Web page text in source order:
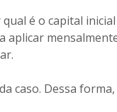
é o capital
caso. Dessa